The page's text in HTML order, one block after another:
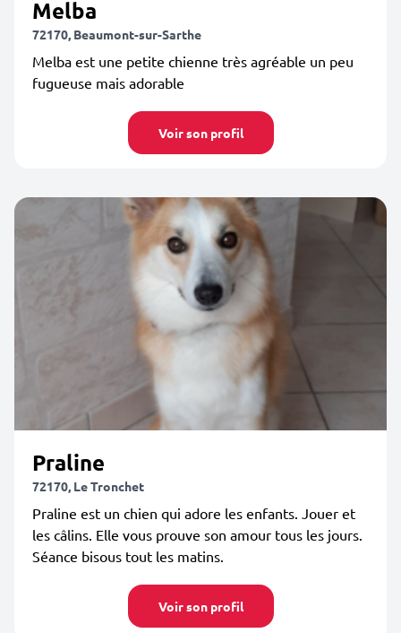
Melba
72170, Beaumont-sur-Sarthe
Melba est une petite chienne très agréable un peu
fugueuse mais adorable
Voir son profil
Praline
72170, Le Tronchet
Praline est un chien qui adore les enfants. Jouer et
les câlins. Elle vous prouve son amour tous les jours.
Séance bisous tout les matins.
Voir son profil